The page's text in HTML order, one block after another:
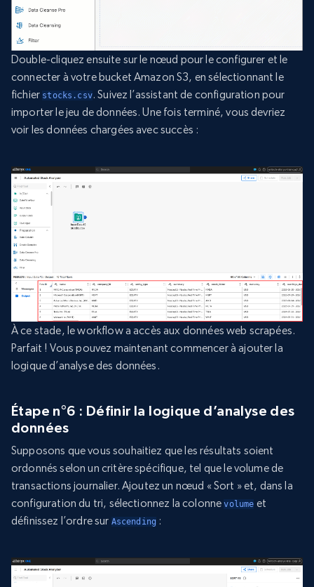
Double-cliquez ensuite sur le nœud pour le configurer et le
connecter à votre bucket Amazon S3, en sélectionnant le
fichier stocks.csv. Suivez l’assistant de configuration pour
importer le jeu de données. Une fois terminé, vous devriez
voir les données chargées avec succès :
À ce stade, le workflow a accès aux données web scrapées.
Parfait ! Vous pouvez maintenant commencer à ajouter la
logique d’analyse des données.
Étape n°6 : Définir la logique d’analyse des
données
Supposons que vous souhaitiez que les résultats soient
ordonnés selon un critère spécifique, tel que le volume de
transactions journalier. Ajoutez un nœud « Sort » et, dans la
configuration du tri, sélectionnez la colonnevolume et
définissez l’ordre sur Ascending :